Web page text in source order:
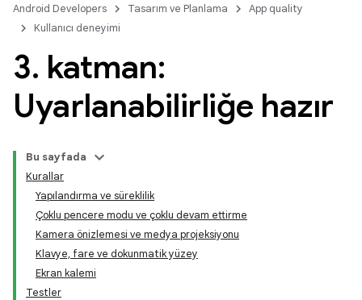
Android Developers Tasarım ve Planlama
App quality
Kullanıcı deneyimi
3. katman:
Uyarlanabilirliğe hazır
Bu sayfada
Kurallar
Yapılandırma ve süreklilik
Çoklu pencere modu ve çoklu devam ettirme
Kamera önizlemesi ve medya projeksiyonu
Klavye, fare ve dokunmatik yüzey
Ekran kalemi
Testler